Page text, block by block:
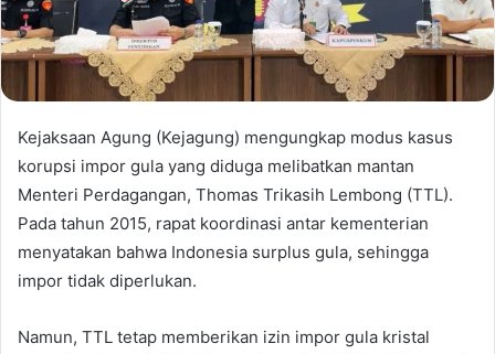
Kejaksaan Agung (Kejagung) mengungkap modus kasus
korupsi impor gula yang diduga melibatkan mantan
Menteri Perdagangan, Thomas Trikasih Lembong (TTL).
Pada tahun 2015, rapat koordinasi antar kementerian
menyatakan bahwa Indonesia surplus gula, sehingga
impor tidak diperlukan.
Namun, TTL tetap memberikan izin impor gula kristal